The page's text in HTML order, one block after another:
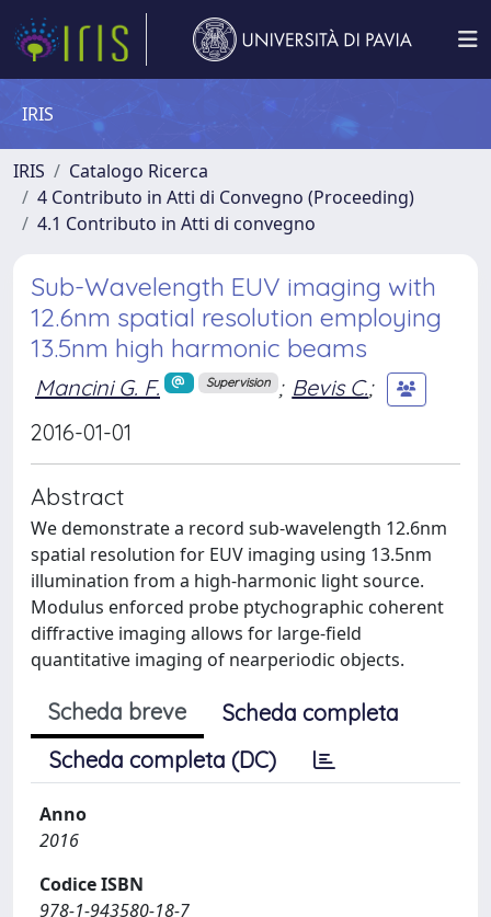
IRIS
IRIS
Catalogo Ricerca
4 Contributo in Atti di Convegno (Proceeding)
4.1 Contributo in Atti di convegno
Sub-Wavelength EUV imaging with
12.6nm spatial resolution employing
13.5nm high harmonic beams
Mancini G. F. Supervision ; Bevis C.;
2016-01-01
Abstract
We demonstrate a record sub-wavelength 12.6nm
spatial resolution for EUV imaging using 13.5nm
illumination from a high-harmonic light source.
Modulus enforced probe ptychographic coherent
diffractive imaging allows for large-field
quantitative imaging of nearperiodic objects.
Scheda breve
Scheda completa
Scheda completa (DC)
Anno
2016
Codice ISBN
978-1-943580-18-7